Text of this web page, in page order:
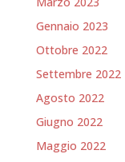
Gennaio 2023
Ottobre 2022
Settembre 2022
Agosto 2022
Giugno 2022
Maggio 2022